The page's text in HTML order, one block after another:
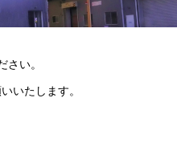
さい。
いたします。